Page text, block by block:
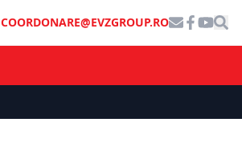
COORDONARE@EVZGROUP.RO